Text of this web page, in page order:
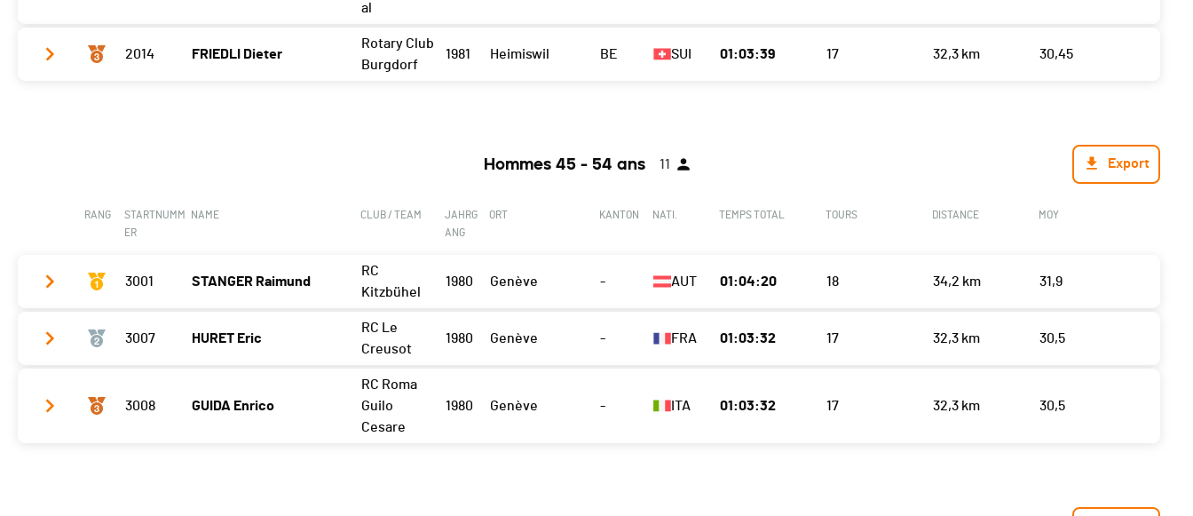
al
Meilleur tour 03'20 (2)
2014 FRIEDLI Dieter
Rotary Club
Burgdorf
1981 Heimiswil BE SUI 01:03:39 17 32,3 km 30,45
Hommes 45 - 54 ans 11 Export
RANG
STARTNUMM
ER
NAME CLUB / TEAM
JAHRG
ANG
ORT KANTON NATI. TEMPS TOTAL TOURS DISTANCE MOY
3001 STANGER Raimund
RC
Kitzbühel
1980 Genève - AUT 01:04:20 18 34,2 km 31,9
Meilleur tour 03'15 (2)
3007 HURET Eric
RC Le
Creusot
1980 Genève - FRA 01:03:32 17 32,3 km 30,5
Meilleur tour
3008 GUIDA Enrico
RC Roma
Guilo
Cesare
1980 Genève - ITA 01:03:32 17 32,3 km 30,5